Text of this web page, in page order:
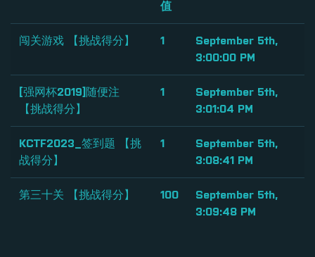
值
闯关游戏 【挑战得分】 1
September 5th,
3:00:00 PM
[强网杯2019]随便注
【挑战得分】
1
September 5th,
3:01:04 PM
KCTF2023_签到题 【挑
战得分】
1
September 5th,
3:08:41 PM
第三十关 【挑战得分】 100
September 5th,
3:09:48 PM